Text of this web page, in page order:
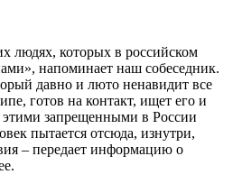
людях, которых в российском
напоминает наш собеседник.
давно и люто ненавидит все
готов на контакт, ищет его и
этими запрещенными в России
пытается отсюда, изнутри,
– передает информацию о